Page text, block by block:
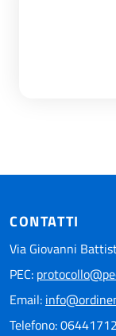
CONTATTI
Via Giovanni
PEC:
Email:
Telefono: